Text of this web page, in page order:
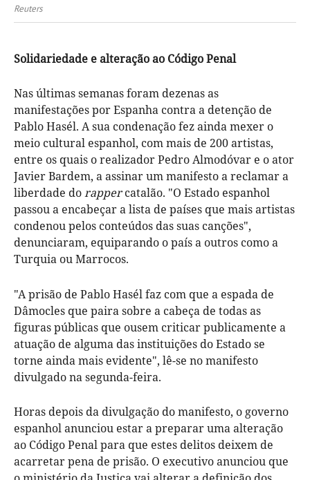
Reuters
Solidariedade e alteração ao Código Penal
Nas últimas semanas foram dezenas as
manifestações por Espanha contra a detenção de
Pablo Hasél. A sua condenação fez ainda mexer o
meio cultural espanhol, com mais de 200 artistas,
entre os quais o realizador Pedro Almodóvar e o ator
Javier Bardem, a assinar um manifesto a reclamar a
liberdade dorappercatalão. "O Estado espanhol
passou a encabeçar a lista de países que mais artistas
condenou pelos conteúdos das suas canções",
denunciaram, equiparando o país a outros como a
Turquia ou Marrocos.
"A prisão de Pablo Hasél faz com que a espada de
Dâmocles que paira sobre a cabeça de todas as
figuras públicas que ousem criticar publicamente a
atuação de alguma das instituições do Estado se
torne ainda mais evidente", lê-se no manifesto
divulgado na segunda-feira.
Horas depois da divulgação do manifesto, o governo
espanhol anunciou estar a preparar uma alteração
ao Código Penal para que estes delitos deixem de
acarretar pena de prisão. O executivo anunciou que